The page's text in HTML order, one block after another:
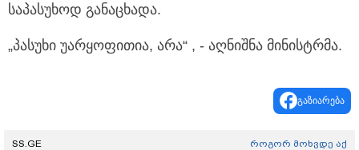
საპასუხოდ განაცხადა.
„პასუხი უარყოფითია, არა“ , - აღნიშნა მინისტრმა.
გაზიარება
SS.GE როგორ მოხვდე აქ